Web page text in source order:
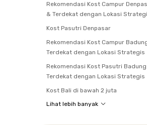
Rekomendasi Kost Campur
& Terdekat dengan Lokasi
Kost Pasutri Denpasar
Rekomendasi Kost Campur
Terdekat dengan Lokasi Strategis
Rekomendasi Kost Pasutri Badung
Terdekat dengan Lokasi Strategis
Kost Bali di bawah 2 juta
Lihat lebih banyak